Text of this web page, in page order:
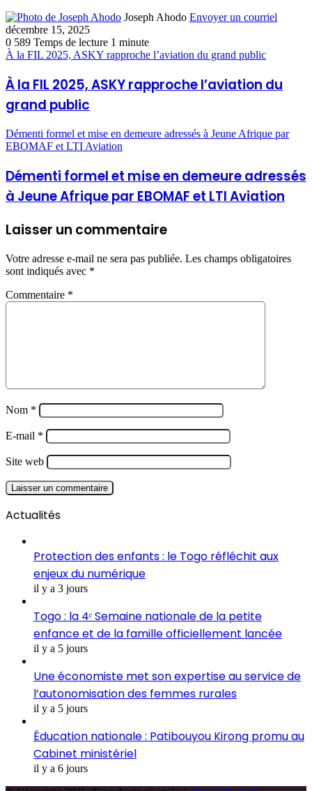
Joseph Ahodo Envoyer un courriel
décembre 15, 2025
0 589 Temps de lecture 1 minute
À la FIL 2025, ASKY rapproche l’aviation du grand public
À la FIL 2025, ASKY rapproche l’aviation du
grand public
Démenti formel et mise en demeure adressés à Jeune Afrique par
EBOMAF et LTI Aviation
Démenti formel et mise en demeure adressés
à Jeune Afrique par EBOMAF et LTI Aviation
Laisser un commentaire
Votre adresse e-mail ne sera pas publiée. Les champs obligatoires
sont indiqués avec *
Commentaire *
Nom *
E-mail *
Site web
Actualités
Protection des enfants : le Togo réfléchit aux
enjeux du numérique
il y a 3 jours
Togo : la 4ᵉ Semaine nationale de la petite
enfance et de la famille officiellement lancée
il y a 5 jours
Une économiste met son expertise au service de
l’autonomisation des femmes rurales
il y a 5 jours
Éducation nationale : Patibouyou Kirong promu au
Cabinet ministériel
il y a 6 jours